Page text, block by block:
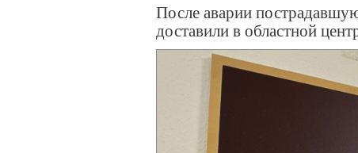
После аварии
доставили в областной